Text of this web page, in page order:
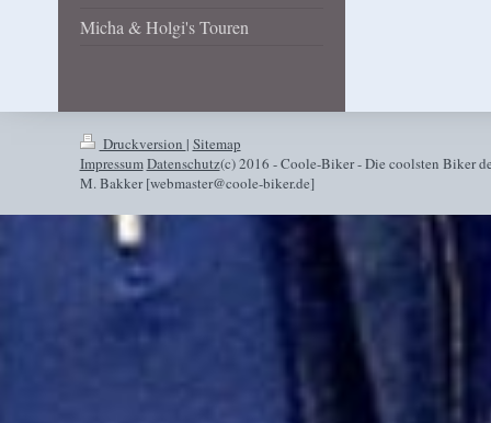
Micha & Holgi's Touren
Druckversion | Sitemap
ImpressumDatenschutz(c) 2016 - Coole-Biker - Die coolsten Biker
M. Bakker [webmaster@coole-biker.de]